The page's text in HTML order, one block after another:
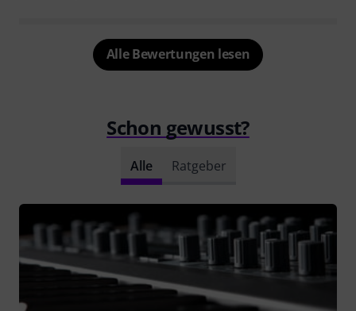
Alle Bewertungen lesen
Schon gewusst?
Alle Ratgeber